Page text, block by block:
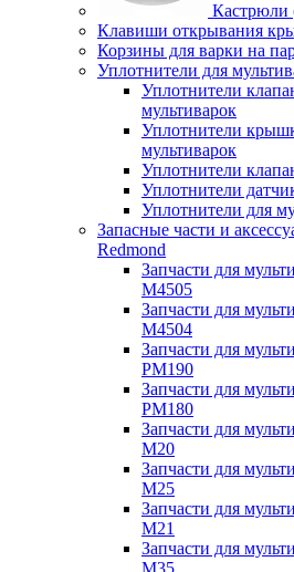
Кастрюли
Клавиши открывания
Корзины для варки на
Уплотнители для
Уплотнители
мультиварок
Уплотнители
мультиварок
Уплотнители
Уплотнители
Уплотнители для
Запасные части и
Redmond
Запчасти для
M4505
Запчасти для
M4504
Запчасти для
PM190
Запчасти для
PM180
Запчасти для
M20
Запчасти для
M25
Запчасти для
M21
Запчасти для
M35